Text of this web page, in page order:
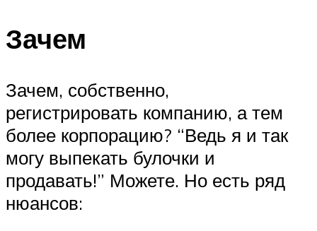
Зачем
Зачем, собственно,
регистрировать компанию, а тем
более корпорацию? “Ведь я и так
могу выпекать булочки и
продавать!” Можете. Но есть ряд
нюансов: